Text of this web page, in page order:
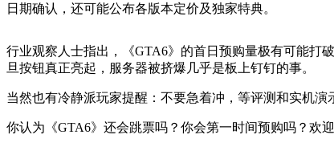
日期确认，还可能公布各版本定价及独家特典。
行业观察人士指出，《GTA6》的首日预购量极有可能打
旦按钮真正亮起，服务器被挤爆几乎是板上钉钉的事。
当然也有冷静派玩家提醒：不要急着冲，等评测和实机演
你认为《GTA6》还会跳票吗？你会第一时间预购吗？欢迎